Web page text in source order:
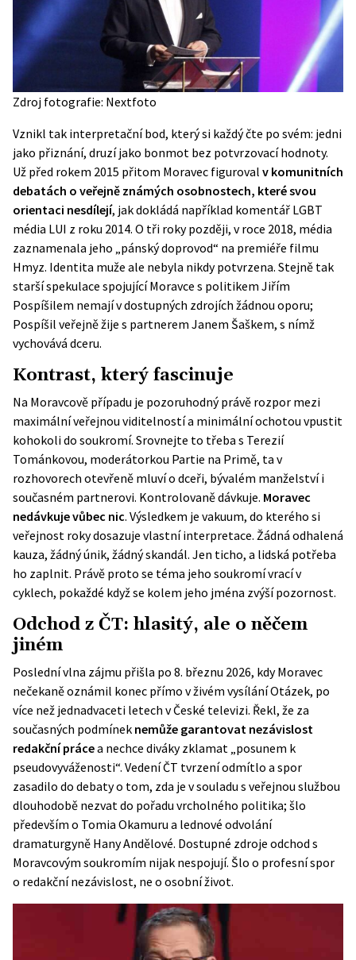
Zdroj fotografie: Nextfoto
Vznikl tak interpretační bod, který si každý čte po svém: jedni
jako přiznání, druzí jako bonmot bez potvrzovací hodnoty.
Už před rokem 2015 přitom Moravec figuroval v komunitních
debatách o veřejně známých osobnostech, které svou
orientaci nesdílejí, jak dokládá například komentář LGBT
média LUI z roku 2014. O tři roky později, v roce 2018, média
zaznamenala jeho „pánský doprovod“ na premiéře filmu
Hmyz. Identita muže ale nebyla nikdy potvrzena. Stejně tak
starší spekulace spojující Moravce s politikem Jiřím
Pospíšilem nemají v dostupných zdrojích žádnou oporu;
Pospíšil veřejně žije s partnerem Janem Šaškem, s nímž
vychovává dceru.
Kontrast, který fascinuje
Na Moravcově případu je pozoruhodný právě rozpor mezi
maximální veřejnou viditelností a minimální ochotou vpustit
kohokoli do soukromí. Srovnejte to třeba s Terezií
Tománkovou, moderátorkou Partie na Primě, ta v
rozhovorech otevřeně mluví o dceři, bývalém manželství i
současném partnerovi. Kontrolovaně dávkuje. Moravec
nedávkuje vůbec nic. Výsledkem je vakuum, do kterého si
veřejnost roky dosazuje vlastní interpretace. Žádná odhalená
kauza, žádný únik, žádný skandál. Jen ticho, a lidská potřeba
ho zaplnit. Právě proto se téma jeho soukromí vrací v
cyklech, pokaždé když se kolem jeho jména zvýší pozornost.
Odchod z ČT: hlasitý, ale o něčem
jiném
Poslední vlna zájmu přišla po 8. březnu 2026, kdy Moravec
nečekaně oznámil konec přímo v živém vysílání Otázek, po
více než jednadvaceti letech v České televizi. Řekl, že za
současných podmínek nemůže garantovat nezávislost
redakční prácea nechce diváky zklamat „posunem k
pseudovyváženosti“. Vedení ČT tvrzení odmítlo a spor
zasadilo do debaty o tom, zda je v souladu s veřejnou službou
dlouhodobě nezvat do pořadu vrcholného politika; šlo
především o Tomia Okamuru a lednové odvolání
dramaturgyně Hany Andělové. Dostupné zdroje odchod s
Moravcovým soukromím nijak nespojují. Šlo o profesní spor
o redakční nezávislost, ne o osobní život.